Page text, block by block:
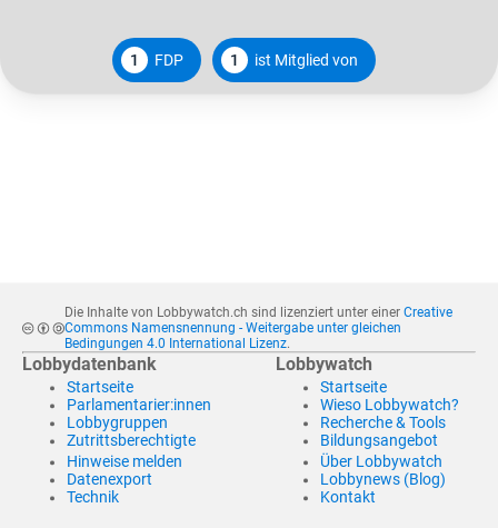
1 FDP 1 ist Mitglied von
Die Inhalte von Lobbywatch.ch sind lizenziert unter einer Creative
Commons Namensnennung - Weitergabe unter gleichen
Bedingungen 4.0 International Lizenz.
Lobbydatenbank
Startseite
Parlamentarier:innen
Lobbygruppen
Zutrittsberechtigte
Hinweise melden
Datenexport
Technik
Lobbywatch
Startseite
Wieso Lobbywatch?
Recherche & Tools
Bildungsangebot
Über Lobbywatch
Lobbynews (Blog)
Kontakt